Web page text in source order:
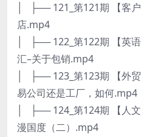
│ ├── 121_第121期 【客
店.mp4
│ ├── 122_第122期 【英
汇–关于包销.mp4
│ ├── 123_第123期 【外
易公司还是工厂，如何.mp4
│ ├── 124_第124期 【人
漫国度（二）.mp4